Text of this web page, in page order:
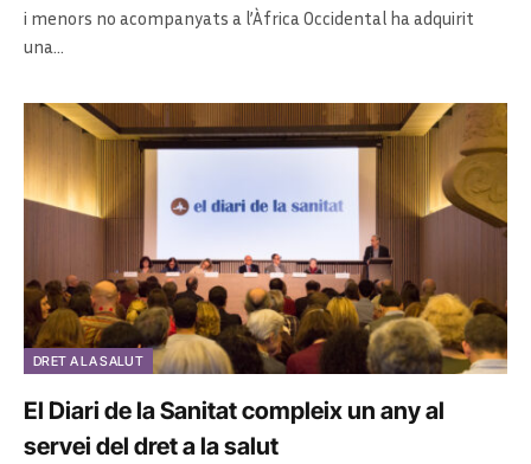
i menors no acompanyats a l’Àfrica Occidental ha adquirit
una…
DRET A LA SALUT
El Diari de la Sanitat compleix un any al
servei del dret a la salut